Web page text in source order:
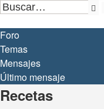
Foro
Temas
Mensajes
Último mensaje
Recetas